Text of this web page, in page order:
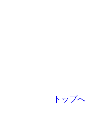
トップへ